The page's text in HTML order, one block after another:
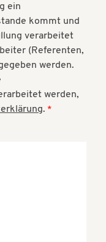
ein
kommt und
verarbeitet
(Referenten,
werden.
werden,
.